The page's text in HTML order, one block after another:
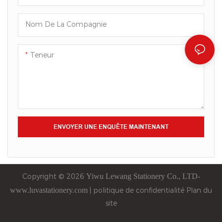
Nom De La Compagnie
Teneur
ENVOYER UNE ENQUÊTE MAINTENANT
propre plaisir d'écriture.
Copyright © 2026 Yiwu Lewang Stationery Co., LTD-
www.luvastationery.com
politique de confidentialité Plan du
site